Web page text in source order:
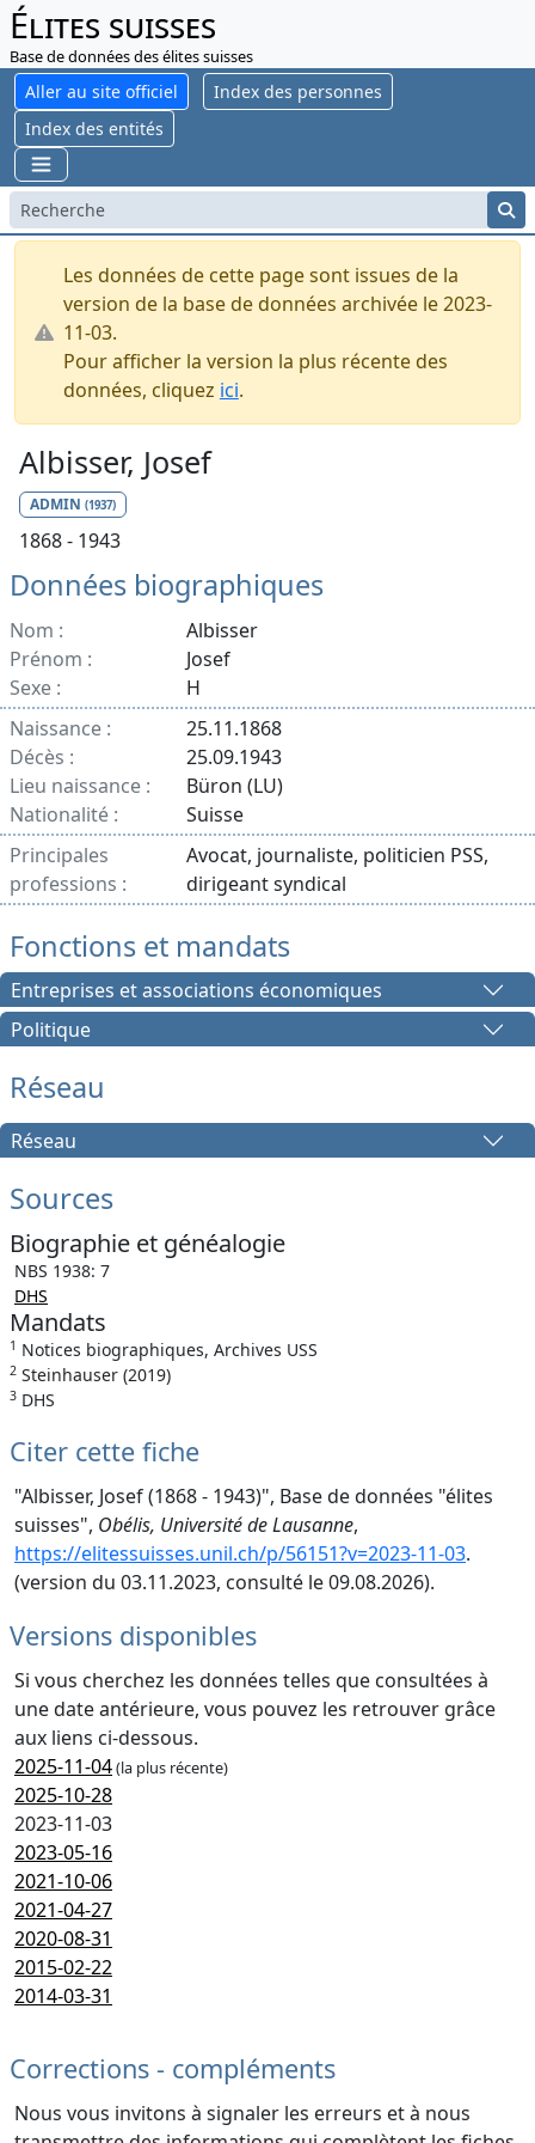
Élites suisses
Base de données des élites suisses
Aller au site officiel
Index des personnes
Index des entités
Les données de cette page sont issues de la
version de la base de données archivée le 2023-
11-03.
Pour afficher la version la plus récente des
données, cliquez ici.
Albisser, Josef
ADMIN (1937)
1868 - 1943
Données biographiques
Nom :
Albisser
Prénom :
Josef
Sexe :
H
Naissance :
25.11.1868
Décès :
25.09.1943
Lieu naissance :
Büron (LU)
Nationalité :
Suisse
Principales
professions :
Avocat, journaliste, politicien PSS,
dirigeant syndical
Fonctions et mandats
Entreprises et associations économiques
Politique
Réseau
Réseau
Sources
Biographie et généalogie
NBS 1938: 7
DHS
Mandats
1 Notices biographiques, Archives USS
2 Steinhauser (2019)
3 DHS
Citer cette fiche
"Albisser, Josef (1868 - 1943)", Base de données "élites
suisses", Obélis, Université de Lausanne,
https://elitessuisses.unil.ch/p/56151?v=2023-11-03.
(version du 03.11.2023, consulté le 09.08.2026).
Versions disponibles
Si vous cherchez les données telles que consultées à
une date antérieure, vous pouvez les retrouver grâce
aux liens ci-dessous.
2025-11-04(la plus récente)
2025-10-28
2023-11-03
2023-05-16
2021-10-06
2021-04-27
2020-08-31
2015-02-22
2014-03-31
Corrections - compléments
Nous vous invitons à signaler les erreurs et à nous